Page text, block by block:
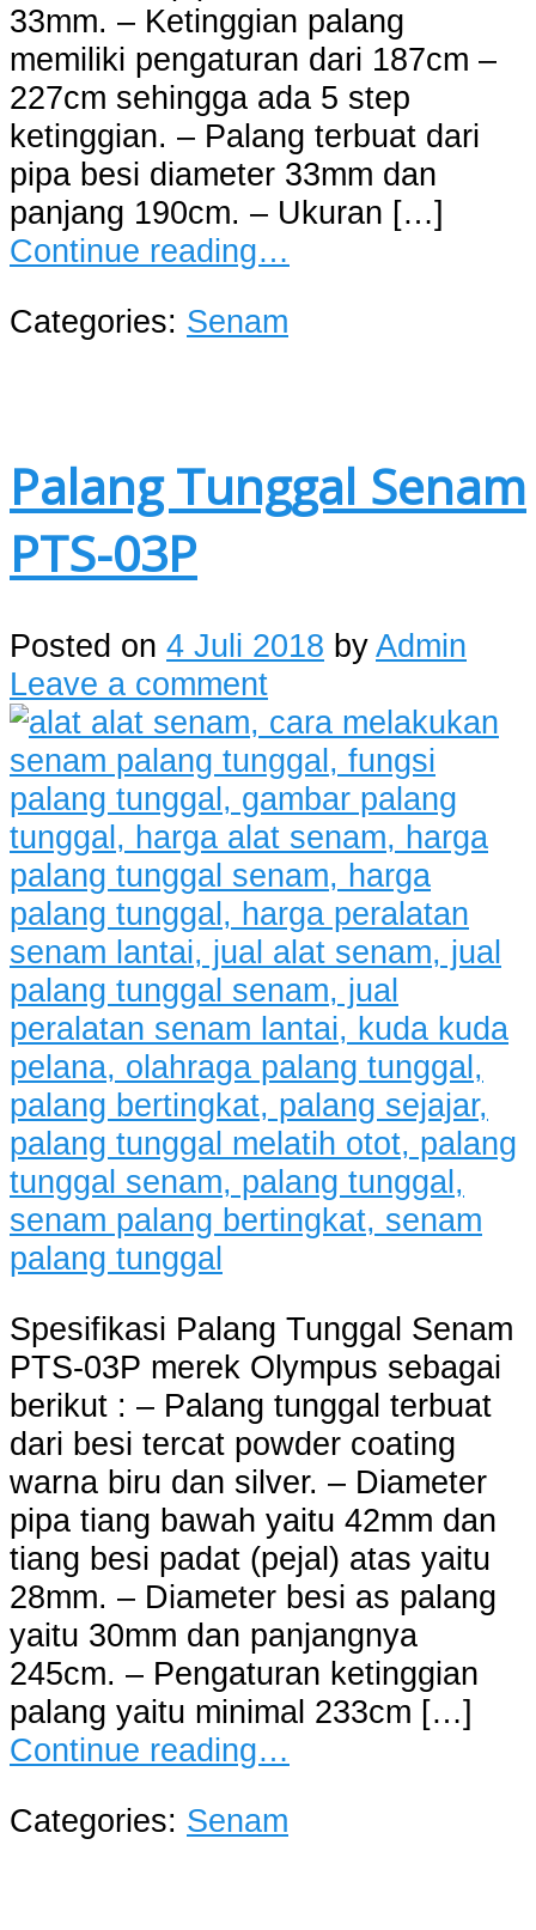
33mm. – Ketinggian palang
memiliki pengaturan dari 187cm –
227cm sehingga ada 5 step
ketinggian. – Palang terbuat dari
pipa besi diameter 33mm dan
panjang 190cm. – Ukuran […]
Continue reading…
Categories: Senam
Palang Tunggal Senam
PTS-03P
Posted on 4 Juli 2018 byAdmin
Leave a comment
Spesifikasi Palang Tunggal Senam
PTS-03P merek Olympus sebagai
berikut : – Palang tunggal terbuat
dari besi tercat powder coating
warna biru dan silver. – Diameter
pipa tiang bawah yaitu 42mm dan
tiang besi padat (pejal) atas yaitu
28mm. – Diameter besi as palang
yaitu 30mm dan panjangnya
245cm. – Pengaturan ketinggian
palang yaitu minimal 233cm […]
Continue reading…
Categories: Senam